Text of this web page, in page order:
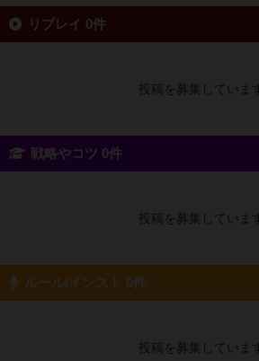
リプレイ 0件
投稿を募集しています
戦略やコツ 0件
投稿を募集しています
ルール/インスト 0件
投稿を募集しています